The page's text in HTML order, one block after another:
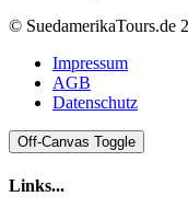
© SuedamerikaTours.de
Impressum
AGB
Datenschutz
Off-Canvas Toggle
Links...